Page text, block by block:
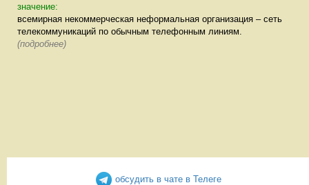
значение:
всемирная некоммерческая неформальная организация – сеть
телекоммуникаций по обычным телефонным линиям.
(подробнее)
обсудить в чате в Телеге